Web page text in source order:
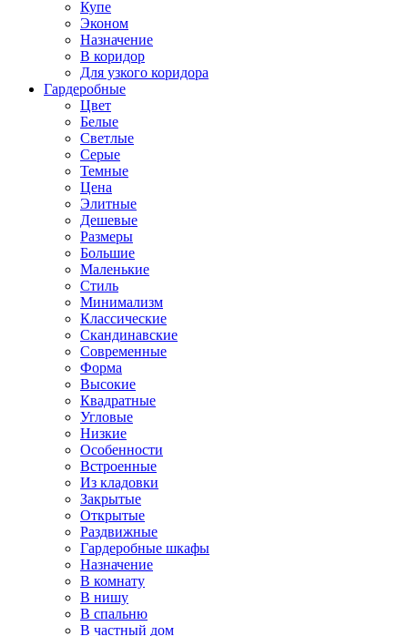
Купе
Эконом
Назначение
В коридор
Для узкого коридора
Гардеробные
Цвет
Белые
Светлые
Серые
Темные
Цена
Элитные
Дешевые
Размеры
Большие
Маленькие
Стиль
Минимализм
Классические
Скандинавские
Современные
Форма
Высокие
Квадратные
Угловые
Низкие
Особенности
Встроенные
Из кладовки
Закрытые
Открытые
Раздвижные
Гардеробные шкафы
Назначение
В комнату
В нишу
В спальню
В частный дом